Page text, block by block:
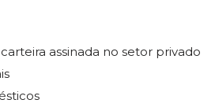
assinada no setor privado